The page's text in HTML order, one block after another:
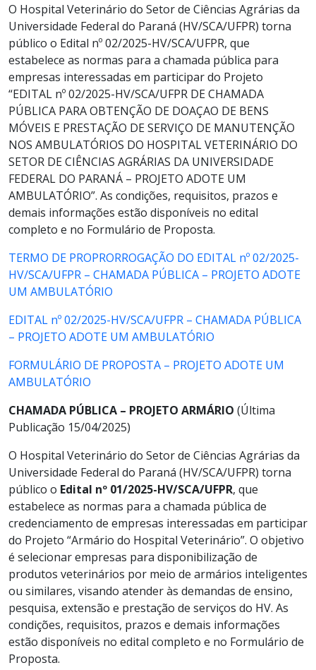
O Hospital Veterinário do Setor de Ciências Agrárias da
Universidade Federal do Paraná (HV/SCA/UFPR) torna
público o Edital nº 02/2025-HV/SCA/UFPR, que
estabelece as normas para a chamada pública para
empresas interessadas em participar do Projeto
“EDITAL nº 02/2025-HV/SCA/UFPR DE CHAMADA
PÚBLICA PARA OBTENÇÃO DE DOAÇAO DE BENS
MÓVEIS E PRESTAÇÃO DE SERVIÇO DE MANUTENÇÃO
NOS AMBULATÓRIOS DO HOSPITAL VETERINÁRIO DO
SETOR DE CIÊNCIAS AGRÁRIAS DA UNIVERSIDADE
FEDERAL DO PARANÁ – PROJETO ADOTE UM
AMBULATÓRIO”. As condições, requisitos, prazos e
demais informações estão disponíveis no edital
completo e no Formulário de Proposta.
TERMO DE PROPRORROGAÇÃO DO EDITAL nº 02/2025-
HV/SCA/UFPR – CHAMADA PÚBLICA – PROJETO ADOTE
UM AMBULATÓRIO
EDITAL nº 02/2025-HV/SCA/UFPR – CHAMADA PÚBLICA
– PROJETO ADOTE UM AMBULATÓRIO
FORMULÁRIO DE PROPOSTA – PROJETO ADOTE UM
AMBULATÓRIO
CHAMADA PÚBLICA – PROJETO ARMÁRIO (Última
Publicação 15/04/2025)
O Hospital Veterinário do Setor de Ciências Agrárias da
Universidade Federal do Paraná (HV/SCA/UFPR) torna
público o Edital nº 01/2025-HV/SCA/UFPR, que
estabelece as normas para a chamada pública de
credenciamento de empresas interessadas em participar
do Projeto “Armário do Hospital Veterinário”. O objetivo
é selecionar empresas para disponibilização de
produtos veterinários por meio de armários inteligentes
ou similares, visando atender às demandas de ensino,
pesquisa, extensão e prestação de serviços do HV. As
condições, requisitos, prazos e demais informações
estão disponíveis no edital completo e no Formulário de
Proposta.